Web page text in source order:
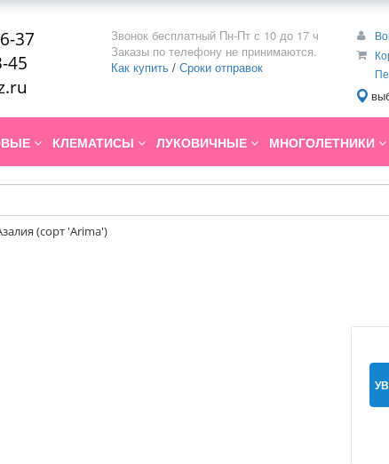
37
45
Звонок бесплатный Пн-Пт с 10 до 17 ч
Заказы по телефону не принимаются.
Как купить / Сроки отправок
КЛЕМАТИСЫ ЛУКОВИЧНЫЕ МНОГОЛЕТНИКИ
(сорт 'Arima')